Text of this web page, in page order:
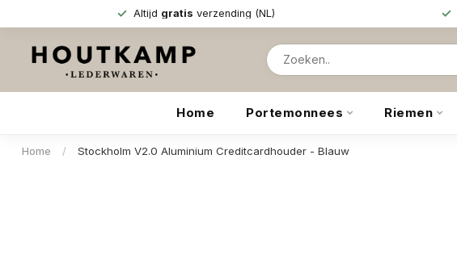
Altijd gratis verzending (NL)
Home Portemonnees Riemen
Home / Stockholm V2.0 Aluminium Creditcardhouder - Blauw